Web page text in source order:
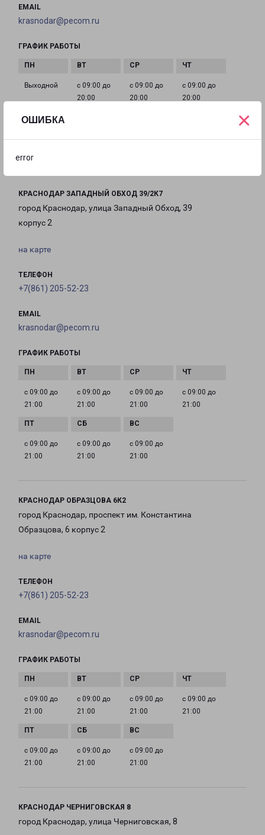
ОШИБКА
error
×
EMAIL
krasnodar@pecom.ru
ГРАФИК РАБОТЫ
Выходной
с 09:00 до
20:00
с 09:00 до
20:00
с 09:00 до
20:00
КРАСНОДАР ЗАПАДНЫЙ ОБХОД 39/2К7
город Краснодар, улица Западный Обход, 39
корпус 2
на карте
ТЕЛЕФОН
+7(861) 205-52-23
EMAIL
krasnodar@pecom.ru
ГРАФИК РАБОТЫ
с 09:00 до
21:00
с 09:00 до
21:00
с 09:00 до
21:00
с 09:00 до
21:00
с 09:00 до
21:00
с 09:00 до
21:00
с 09:00 до
21:00
КРАСНОДАР ОБРАЗЦОВА 6К2
город Краснодар, проспект им. Константина
Образцова, 6 корпус 2
на карте
ТЕЛЕФОН
+7(861) 205-52-23
EMAIL
krasnodar@pecom.ru
ГРАФИК РАБОТЫ
с 09:00 до
21:00
с 09:00 до
21:00
с 09:00 до
21:00
с 09:00 до
21:00
с 09:00 до
21:00
с 09:00 до
21:00
с 09:00 до
21:00
КРАСНОДАР ЧЕРНИГОВСКАЯ 8
город Краснодар, улица Черниговская, 8